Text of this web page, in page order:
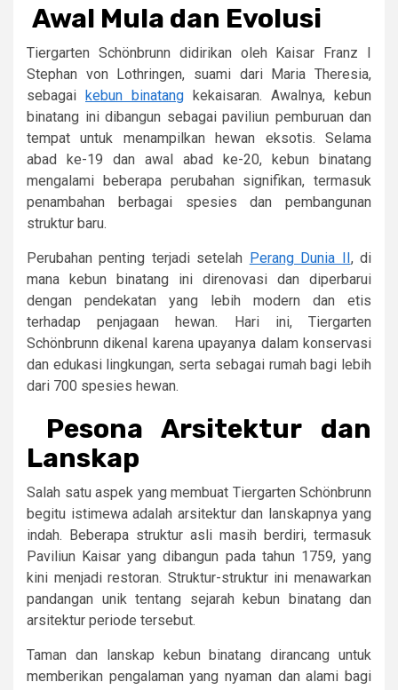
Awal Mula dan Evolusi
Tiergarten Schönbrunn didirikan oleh Kaisar Franz I
Stephan von Lothringen, suami dari Maria Theresia,
sebagai
kebun binatang kekaisaran. Awalnya, kebun
binatang ini dibangun sebagai paviliun pemburuan dan
tempat untuk menampilkan hewan eksotis. Selama
abad ke-19 dan awal abad ke-20, kebun binatang
mengalami beberapa perubahan signifikan, termasuk
penambahan berbagai spesies dan pembangunan
struktur baru.
Perubahan penting terjadi setelah Perang Dunia II , di
mana kebun binatang ini direnovasi dan diperbarui
dengan pendekatan yang lebih modern dan etis
terhadap penjagaan hewan. Hari ini, Tiergarten
Schönbrunn dikenal karena upayanya dalam konservasi
dan edukasi lingkungan, serta sebagai rumah bagi lebih
dari 700 spesies hewan.
Pesona Arsitektur dan
Lanskap
Salah satu aspek yang membuat Tiergarten Schönbrunn
begitu istimewa adalah arsitektur dan lanskapnya yang
indah. Beberapa struktur asli masih berdiri, termasuk
Paviliun Kaisar yang dibangun pada tahun 1759, yang
kini menjadi restoran. Struktur-struktur ini menawarkan
pandangan unik tentang sejarah kebun binatang dan
arsitektur periode tersebut.
Taman dan lanskap kebun binatang dirancang untuk
memberikan pengalaman yang nyaman dan alami bagi